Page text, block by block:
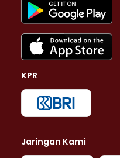
KPR
Jaringan Kami